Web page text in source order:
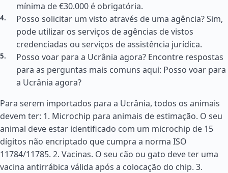
mínima de €30.000 é obrigatória.
Posso solicitar um visto através de uma agência? Sim,
pode utilizar os serviços de agências de vistos
credenciadas ou serviços de assistência jurídica.
Posso voar para a Ucrânia agora? Encontre respostas
para as perguntas mais comuns aqui: Posso voar para
a Ucrânia agora?
Para serem importados para a Ucrânia, todos os animais
devem ter: 1. Microchip para animais de estimação. O seu
animal deve estar identificado com um microchip de 15
dígitos não encriptado que cumpra a norma ISO
11784/11785. 2. Vacinas. O seu cão ou gato deve ter uma
vacina antirrábica válida após a colocação do chip. 3.